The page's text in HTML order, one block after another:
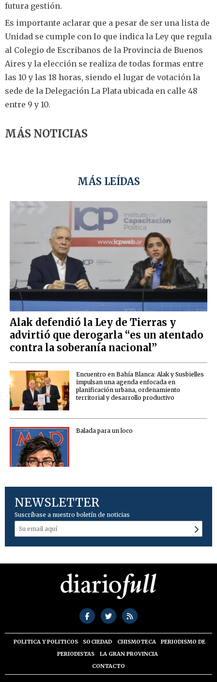
futura gestión.
Es importante aclarar que a pesar de ser una lista de
Unidad se cumple con lo que indica la Ley que regula
al Colegio de Escribanos de la Provincia de Buenos
Aires y la elección se realiza de todas formas entre
las 10 y las 18 horas, siendo el lugar de votación la
sede de la Delegación La Plata ubicada en calle 48
entre 9 y 10.
MÁS NOTICIAS
MÁS LEÍDAS
Alak defendió la Ley de Tierras y
advirtió que derogarla “es un atentado
contra la soberanía nacional”
Encuentro en Bahía Blanca: Alak y Susbielles
impulsan una agenda enfocada en
planificación urbana, ordenamiento
territorial y desarrollo productivo
Balada para un loco
NEWSLETTER
Suscríbase a nuestro boletín de noticias
POLITICA Y POLITICOS SOCIEDAD CHISMOTECA
PERIODISMO DE
PERIODISTAS
LA GRAN PROVINCIA
CONTACTO